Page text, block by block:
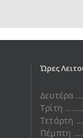
Ώρες
Δευτέρα
Τρίτη
Τετάρτη
Πέμπτη